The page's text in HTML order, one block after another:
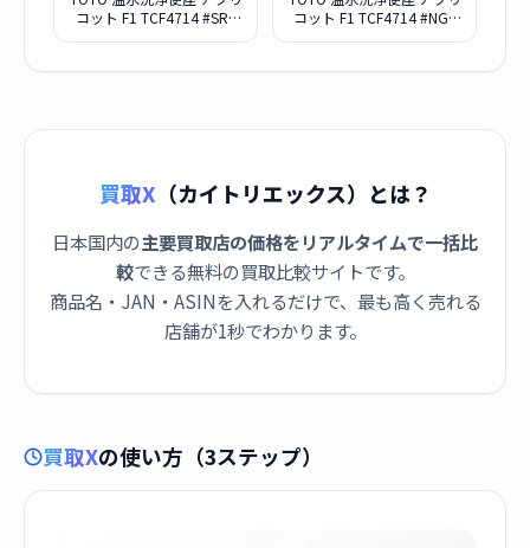
コット F1 TCF4714 #SR2
コット F1 TCF4714 #NG2
買取X （カイトリエックス）とは？
日本国内の主要買取店の価格をリアルタイムで一括比
較できる無料の買取比較サイトです。
商品名・JAN・ASINを入れるだけで、最も高く売れる
店舗が1秒でわかります。
買取Xの使い方（3ステップ）